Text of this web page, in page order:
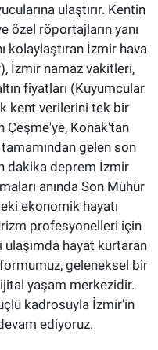
ulaştırır. Kentin
özel röportajların yanı
kolaylaştıran İzmir hava
İzmir namaz vakitleri,
fiyatları (Kuyumcular
kent verilerini tek bir
Çeşme'ye, Konak'tan
gelen son
dakika deprem İzmir
anında Son Mühür
ekonomik hayatı
profesyonelleri için
hayat kurtaran
geleneksel bir
yaşam merkezidir.
kadrosuyla İzmir’in
ediyoruz.